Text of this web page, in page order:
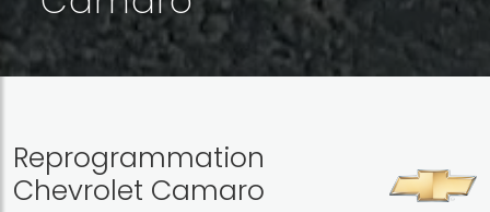
Reprogrammation
Chevrolet Camaro